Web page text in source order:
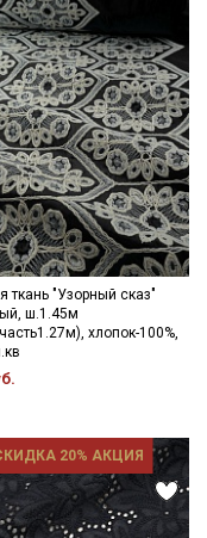
ткань "Узорный сказ"
ш.1.45м
хлопок-100%,
20% АКЦИЯ
и